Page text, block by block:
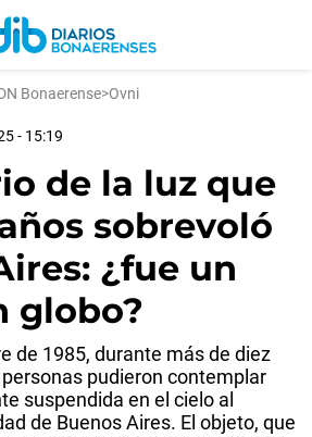
Bonaerense>Ovni
- 15:19
de la luz que
sobrevoló
¿fue un
globo?
de 1985, durante más de diez
pudieron contemplar
suspendida en el cielo al
de Buenos Aires. El objeto, que